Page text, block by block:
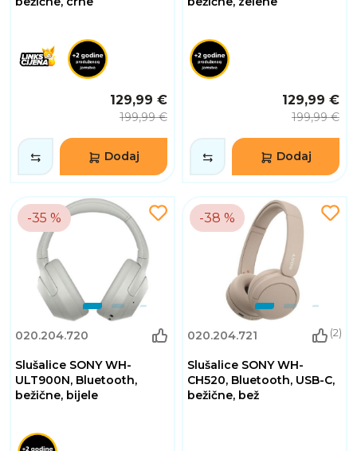
129,99 €
199,99 €
Dodaj
129,99 €
199,99 €
Dodaj
-35 %
020.204.720
Slušalice SONY WH-
ULT900N, Bluetooth,
bežične, bijele
-38 %
020.204.721 (2)
Slušalice SONY WH-
CH520, Bluetooth, USB-C,
bežične, bež